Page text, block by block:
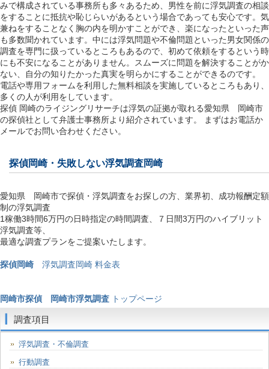
みで構成されている事務所も多々あるため、男性を前に浮気調査の相談
をすることに抵抗や恥じらいがあるという場合であっても安心です。気
兼ねをすることなく胸の内を明かすことができ、楽になったといった声
も多数聞かれています。中には浮気問題や不倫問題といった男女関係の
調査を専門に扱っているところもあるので、初めて依頼をするという時
にも不安になることがありません。スムーズに問題を解決することがか
ない、自分の知りたかった真実を明らかにすることができるのです。
電話や専用フォームを利用した無料相談を実施しているところもあり、
多くの人が利用をしています。
探偵 岡崎のライジングリサーチは浮気の証拠が取れる愛知県 岡崎市
の探偵社として弁護士事務所より紹介されています。 まずはお電話か
メールでお問い合わせください。
探偵岡崎・失敗しない浮気調査岡崎
愛知県 岡崎市で探偵・浮気調査をお探しの方、業界初、成功報酬定額
制の浮気調査
1稼働3時間6万円の日時指定の時間調査、７日間3万円のハイブリット
浮気調査等、
最適な調査プランをご提案いたします。
探偵岡崎 浮気調査岡崎 料金表
岡崎市探偵 岡崎市浮気調査 トップページ
調査項目
浮気調査・不倫調査
行動調査